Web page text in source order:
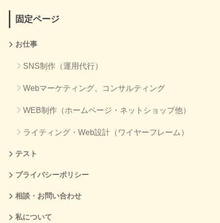
固定ページ
お仕事
SNS制作（運用代行）
Webマーケティング、コンサルティング
WEB制作（ホームページ・ネットショップ他）
ライティング・Web設計（ワイヤーフレーム）
テスト
プライバシーポリシー
相談・お問い合わせ
私について